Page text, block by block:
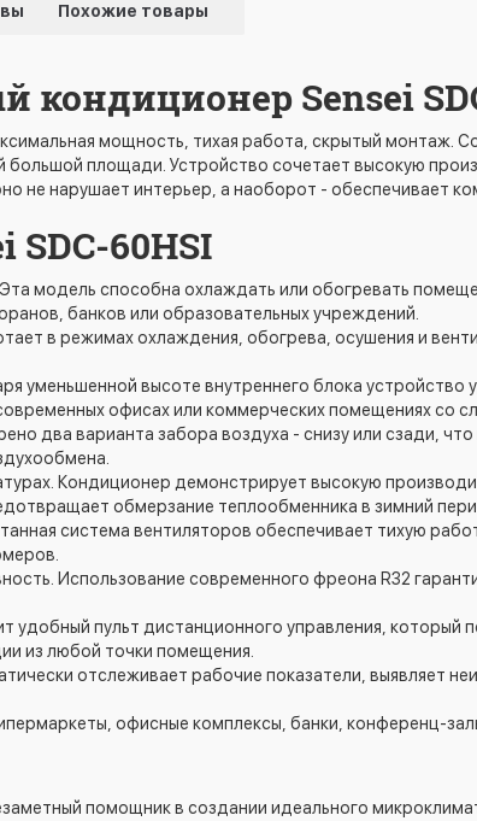
Похожие товары
кондиционер Sensei
мощность, тихая работа, скрытый монтаж.
площади. Устройство сочетает высокую
не нарушает интерьер, а наоборот - обеспечивает
60HSI
модель способна охлаждать или обогревать
банков или образовательных учреждений.
в режимах охлаждения, обогрева, осушения и
уменьшенной высоте внутреннего блока
офисах или коммерческих помещениях со
два варианта забора воздуха - снизу или сзади,
Кондиционер демонстрирует высокую
обмерзание теплообменника в зимний
система вентиляторов обеспечивает тихую
Использование современного фреона R32
удобный пульт дистанционного управления, который
из любой точки помещения.
отслеживает рабочие показатели, выявляет
офисные комплексы, банки, конференц-
помощник в создании идеального